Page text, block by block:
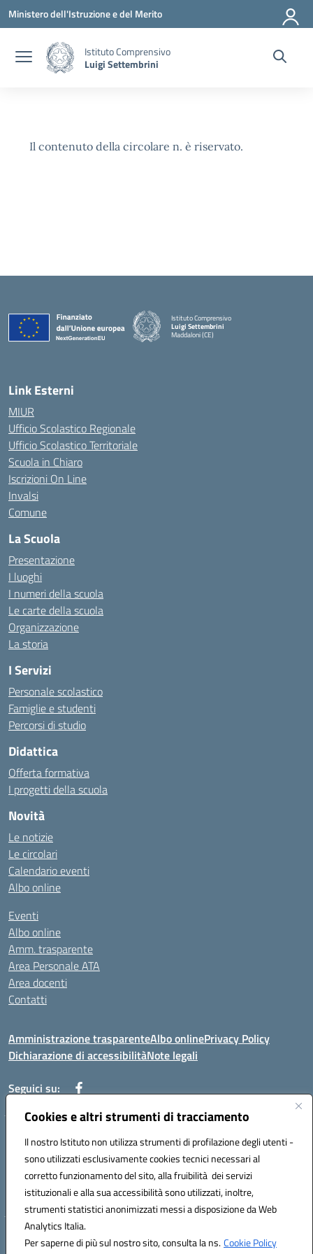
Cookies e altri strumenti di tracciamento
Il nostro Istituto non utilizza strumenti di profilazione degli utenti -
sono utilizzati esclusivamente cookies tecnici necessari al
corretto funzionamento del sito, alla fruibilità dei servizi
istituzionali e alla sua accessibilità sono utilizzati, inoltre,
strumenti statistici anonimizzati messi a disposizione da Web
Analytics Italia.
Per saperne di più sul nostro sito, consulta la ns.Cookie Policy
Vai ai contenuti
Vai al menu di navigazione
Vai al footer
Ministero dell'Istruzione e del Merito
Istituto Comprensivo
Luigi Settembrini
Il contenuto della circolare n. è riservato.
Istituto Comprensivo
Luigi Settembrini
Maddaloni (CE)
Link Esterni
MIUR
Ufficio Scolastico Regionale
Ufficio Scolastico Territoriale
Scuola in Chiaro
Iscrizioni On Line
Invalsi
Comune
La Scuola
Presentazione
I luoghi
I numeri della scuola
Le carte della scuola
Organizzazione
La storia
I Servizi
Personale scolastico
Famiglie e studenti
Percorsi di studio
Didattica
Offerta formativa
I progetti della scuola
Novità
Le notizie
Le circolari
Calendario eventi
Albo online
Eventi
Albo online
Amm. trasparente
Area Personale ATA
Area docenti
Contatti
Amministrazione trasparenteAlbo onlinePrivacy Policy
Dichiarazione di accessibilitàNote legali
Seguici su:
Indirizzo: VIA BRECCIAME, 46 - 81024 MADDALONI (CE)
Mail: CEIC8AU001@istruzione.it - Pec: CEIC8AU001@pec.istruzione.it -
Telefono: 0823408721
Meccanografico: CEIC8AU001
Codice fiscale: 93086080616
Hosting & Powered by 3D Solution S.r.l.